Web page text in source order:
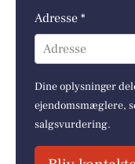
Adresse *
Adresse
Dine oplysninger
ejendomsmæglere,
salgsvurdering.